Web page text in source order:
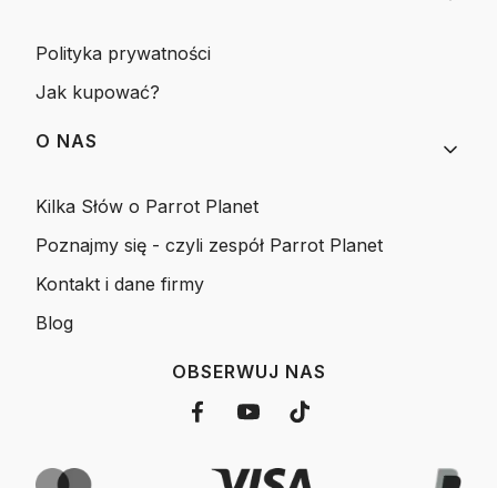
Polityka prywatności
Jak kupować?
O NAS
Kilka Słów o Parrot Planet
Poznajmy się - czyli zespół Parrot Planet
Kontakt i dane firmy
Blog
OBSERWUJ NAS